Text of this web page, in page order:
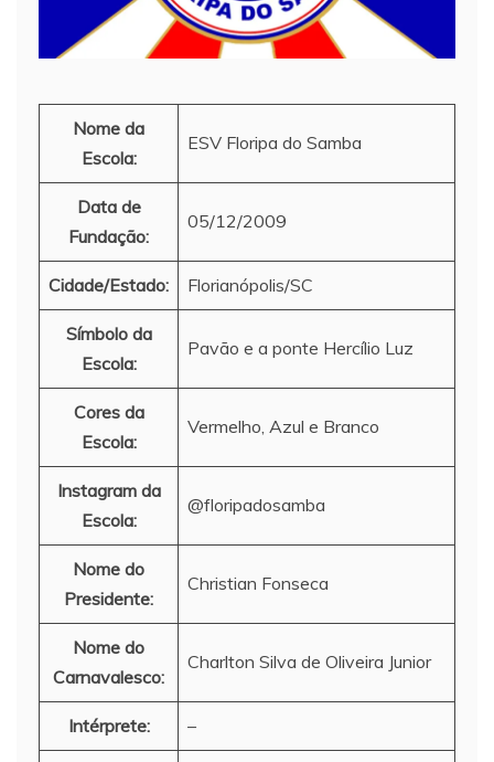
Nome da
Escola:
ESV Floripa do Samba
Data de
Fundação:
05/12/2009
Cidade/Estado: Florianópolis/SC
Símbolo da
Escola:
Pavão e a ponte Hercílio Luz
Cores da
Escola:
Vermelho, Azul e Branco
Instagram da
Escola:
@floripadosamba
Nome do
Presidente:
Christian Fonseca
Nome do
Carnavalesco:
Charlton Silva de Oliveira Junior
Intérprete: –